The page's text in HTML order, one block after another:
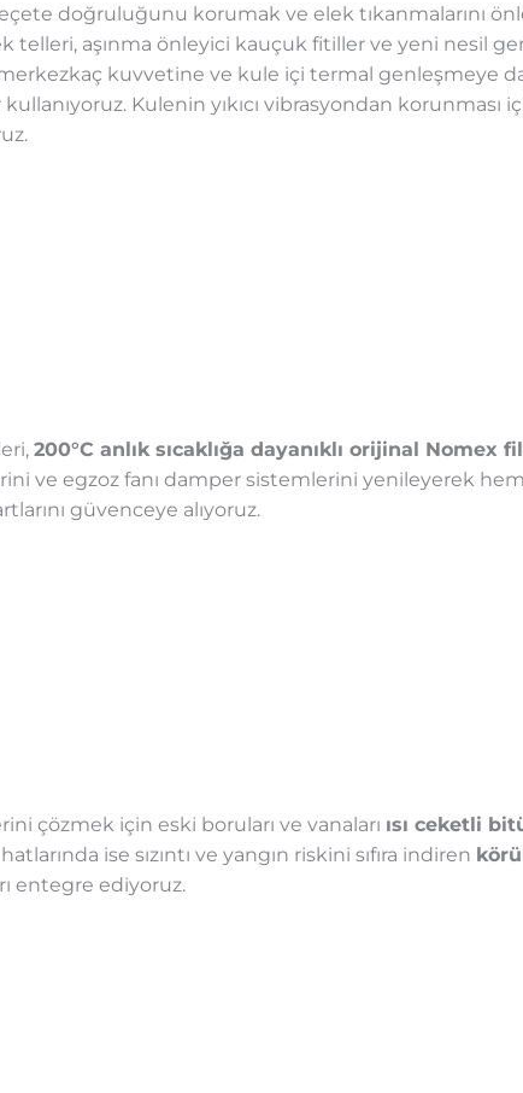
doğruluğunu korumak ve elek tıkanmalarını
telleri, aşınma önleyici kauçuk fitiller ve yeni nesil
kuvvetine ve kule içi termal genleşmeye
Kulenin yıkıcı vibrasyondan korunması
200°C anlık sıcaklığa dayanıklı orijinal Nomex
ve egzoz fanı damper sistemlerini yenileyerek
güvenceye alıyoruz.
çözmek için eski boruları ve vanaları ısı ceketli
ise sızıntı ve yangın riskini sıfıra indiren
entegre ediyoruz.